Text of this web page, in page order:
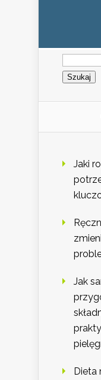
Szukaj:
Jaki
Jak
Dieta